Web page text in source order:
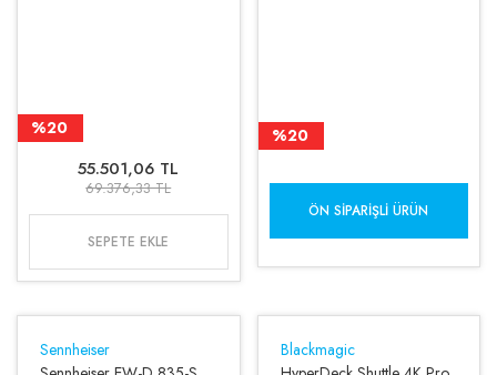
%20
55.501,06 TL
69.376,33 TL
SEPETE EKLE
%20
ÖN SIPARIŞLI ÜRÜN
Sennheiser
Blackmagic